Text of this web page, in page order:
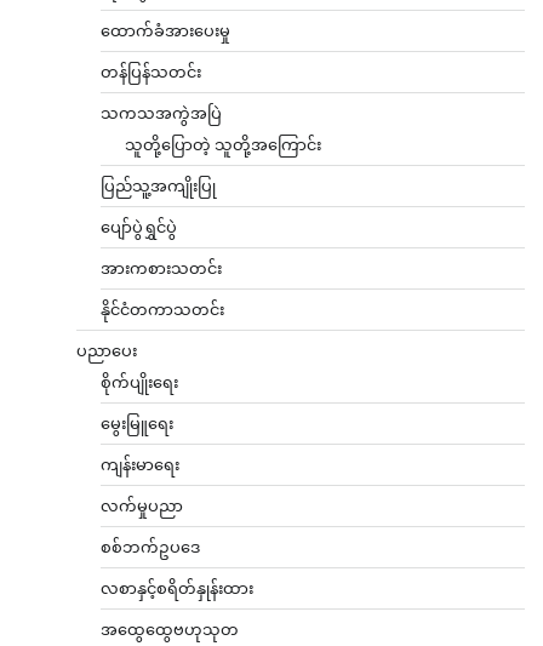
ထောက်ခံအားပေးမှု
တန်ပြန်သတင်း
သကသအကွဲအပြဲ
သူတို့ပြောတဲ့ သူတို့အကြောင်း
ပြည်သူ့အကျိုးပြု
ပျော်ပွဲရွှင်ပွဲ
အားကစားသတင်း
နိုင်ငံတကာသတင်း
ပညာပေး
စိုက်ပျိုးရေး
မွေးမြူရေး
ကျန်းမာရေး
လက်မှုပညာ
စစ်ဘက်ဥပဒေ
လစာနှင့်စရိတ်နှုန်းထား
အထွေထွေဗဟုသုတ